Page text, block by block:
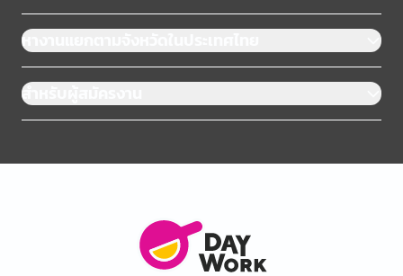
หางานแยกตามจังหวัดในประเทศไทย
สำหรับผู้สมัครงาน